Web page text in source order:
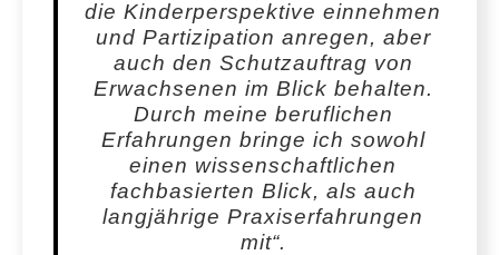
die Kinderperspektive einnehmen
und Partizipation anregen, aber
auch den Schutzauftrag von
Erwachsenen im Blick behalten.
Durch meine beruflichen
Erfahrungen bringe ich sowohl
einen wissenschaftlichen
fachbasierten Blick, als auch
langjährige Praxiserfahrungen
mit“.